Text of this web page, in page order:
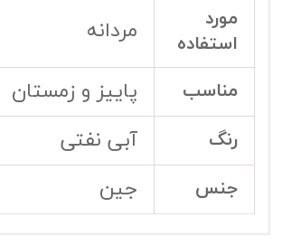
مورد
استفاده
مردانه
مناسب پاییز و زمستان
رنگ آبی نفتی
جنس جین